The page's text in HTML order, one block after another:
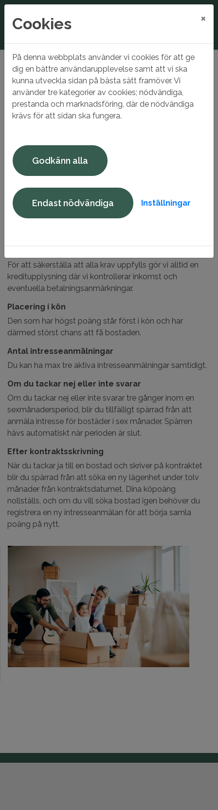
Hem Bo hos oss
Så här söker du bostad
Kösystem
Kösystem
ledig:
Erbjudande till sökande
När en bostad blir ledig erbjuds de fem första
personerna i bostadskön som har anmält intresse för
området i sin profil. De som har flest poäng och uppfyller
våra grundkrav – tillräcklig inkomst, inga
För att säkerställa att alla krav uppfylls gör vi alltid en
kreditupplysning där vi kontrollerar inkomst och
eventuella betalningsanmärkningar.
Placering i kön
Den som har högst poäng står först i kön och har
därmed störst chans att få bostaden.
Antal intresseanmälningar
Du kan ha max tre aktiva intresseanmälningar samtidigt.
Om du tackar nej eller inte svarar
Om du tackar nej eller inte svarar tre gånger inom en
sexmånadersperiod, blir du tillfälligt spärrad från att
anmäla intresse för bostäder i sex månader. Spärren
hävs automatiskt när perioden är slut.
Efter kontraktsskrivning
När du tackar ja till en bostad och skriver på kontraktet
blir du spärrad från att söka en ny lägenhet under tolv
månader från kontraktsdatumet. Dina köpoäng
nollställs, och om du vill söka bostad igen behöver du
registrera en ny intresseanmälan för att börja samla
poäng på nytt.
Cookies ×
På denna webbplats använder vi cookies för att ge
dig en bättre användarupplevelse samt att vi ska
kunna utveckla sidan på bästa sätt framöver. Vi
använder tre kategorier av cookies; nödvändiga,
prestanda och marknadsföring, där de nödvändiga
krävs för att sidan ska fungera.
Godkänn alla
Endast nödvändiga Inställningar